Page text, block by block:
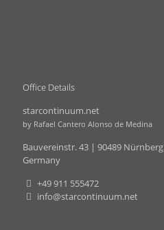
Office Details
starcontinuum.net
by Rafael Cantero Alonso de Medina
Bauvereinstr. 43 | 90489 Nürnberg
Germany
+49 911 555472
info@starcontinuum.net